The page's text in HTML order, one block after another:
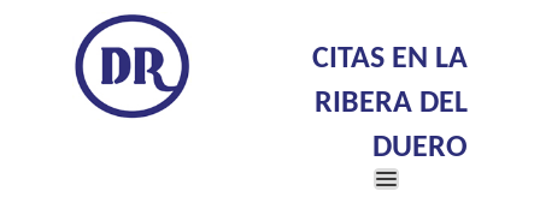
CITAS EN LA
RIBERA DEL
DUERO
Toggle